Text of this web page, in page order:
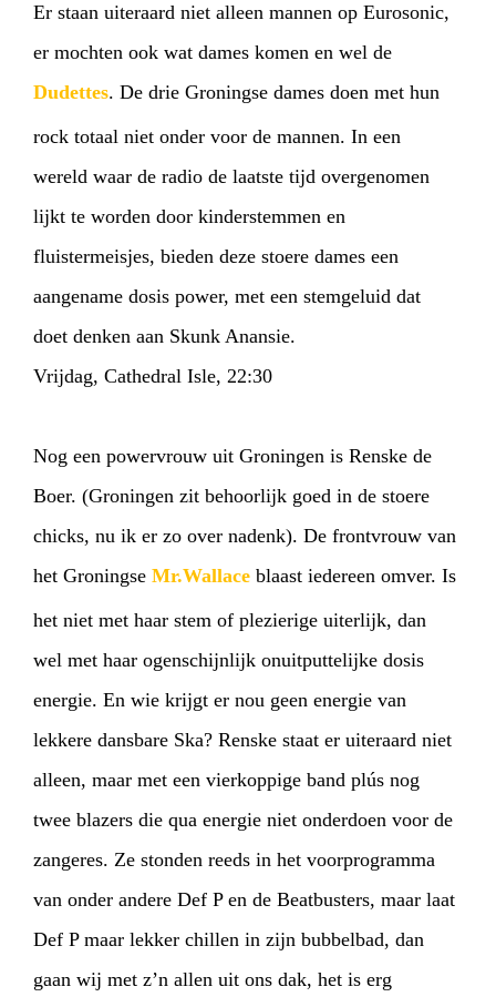
Er staan uiteraard niet alleen mannen op Eurosonic,
er mochten ook wat dames komen en wel de
Dudettes. De drie Groningse dames doen met hun
rock totaal niet onder voor de mannen. In een
wereld waar de radio de laatste tijd overgenomen
lijkt te worden door kinderstemmen en
fluistermeisjes, bieden deze stoere dames een
aangename dosis power, met een stemgeluid dat
doet denken aan Skunk Anansie.
Vrijdag, Cathedral Isle, 22:30
Nog een powervrouw uit Groningen is Renske de
Boer. (Groningen zit behoorlijk goed in de stoere
chicks, nu ik er zo over nadenk). De frontvrouw van
het Groningse Mr.Wallace blaast iedereen omver. Is
het niet met haar stem of plezierige uiterlijk, dan
wel met haar ogenschijnlijk onuitputtelijke dosis
energie. En wie krijgt er nou geen energie van
lekkere dansbare Ska? Renske staat er uiteraard niet
alleen, maar met een vierkoppige band plús nog
twee blazers die qua energie niet onderdoen voor de
zangeres. Ze stonden reeds in het voorprogramma
van onder andere Def P en de Beatbusters, maar laat
Def P maar lekker chillen in zijn bubbelbad, dan
gaan wij met z’n allen uit ons dak, het is erg